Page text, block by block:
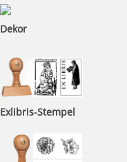
Dekor
Exlibris-Stempel